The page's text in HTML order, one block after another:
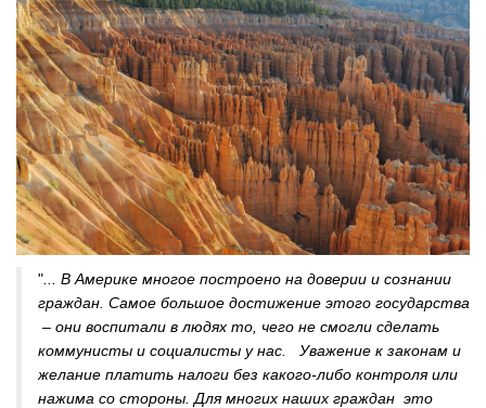
" ... В Америке многое построено на доверии и сознании
граждан. Самое большое достижение этого государства
– они воспитали в людях то, чего не смогли сделать
коммунисты и социалисты у нас. Уважение к законам и
желание платить налоги без какого-либо контроля или
нажима со стороны. Для многих наших граждан это